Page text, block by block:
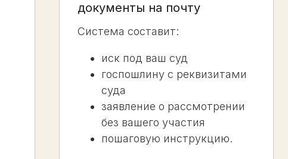
документы на почту
Система составит:
иск под ваш суд
госпошлину с реквизитами
суда
заявление о рассмотрении
без вашего участия
пошаговую инструкцию.